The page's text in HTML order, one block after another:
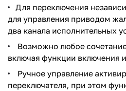
Для переключения
для управления приводом
два канала исполнительных
Возможно любое
включая функции включения
Ручное управление
переключателя, при этом